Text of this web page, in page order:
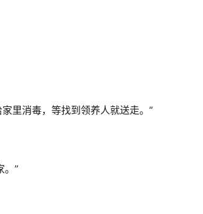
里消毒，等找到领养人就送走。”
。”